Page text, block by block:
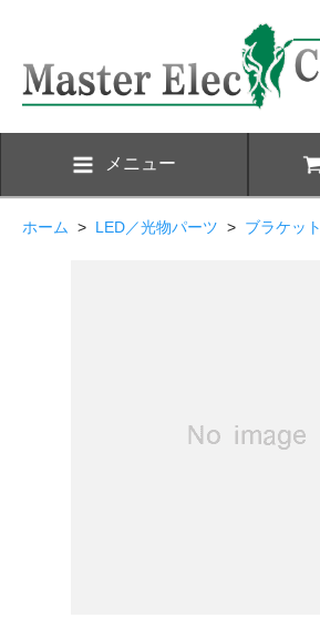
メニュー
ホーム > LED／光物パーツ > ブラケット